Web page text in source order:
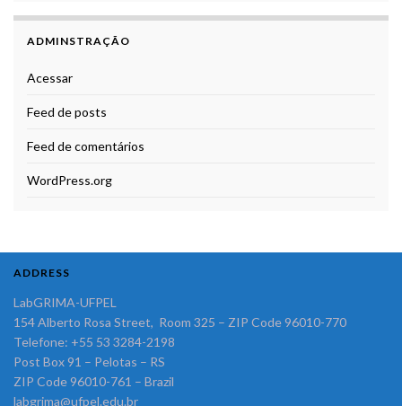
ADMINSTRAÇÃO
Acessar
Feed de posts
Feed de comentários
WordPress.org
ADDRESS
LabGRIMA-UFPEL
154 Alberto Rosa Street, Room 325 – ZIP Code 96010-770
Telefone: +55 53 3284-2198
Post Box 91 – Pelotas – RS
ZIP Code 96010-761 – Brazil
labgrima@ufpel.edu.br